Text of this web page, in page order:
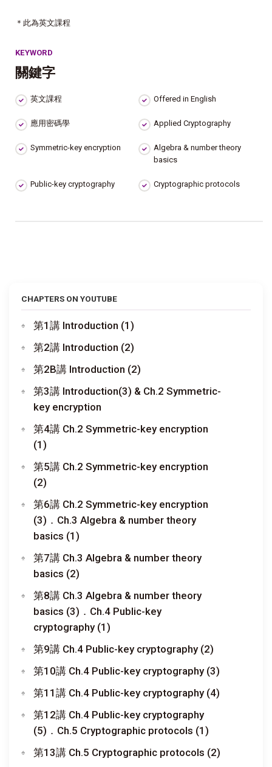
＊此為英文課程
KEYWORD
關鍵字
英文課程 Offered in English
應用密碼學 Applied Cryptography
Symmetric-key encryption
Algebra & number theory
basics
Public-key cryptography Cryptographic protocols
CHAPTERS ON YOUTUBE
第1講 Introduction (1)
第2講 Introduction (2)
第2B講 Introduction (2)
第3講 Introduction(3) & Ch.2 Symmetric-
key encryption
第4講 Ch.2 Symmetric-key encryption
(1)
第5講 Ch.2 Symmetric-key encryption
(2)
第6講 Ch.2 Symmetric-key encryption
(3)．Ch.3 Algebra & number theory
basics (1)
第7講 Ch.3 Algebra & number theory
basics (2)
第8講 Ch.3 Algebra & number theory
basics (3)．Ch.4 Public-key
cryptography (1)
第9講 Ch.4 Public-key cryptography (2)
第10講 Ch.4 Public-key cryptography (3)
第11講 Ch.4 Public-key cryptography (4)
第12講 Ch.4 Public-key cryptography
(5)．Ch.5 Cryptographic protocols (1)
第13講 Ch.5 Cryptographic protocols (2)